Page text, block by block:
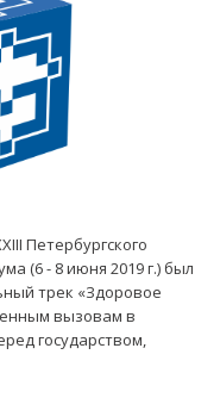
Петербургского
(6 - 8 июня 2019 г.) был
трек «Здоровое
вызовам в
государством,